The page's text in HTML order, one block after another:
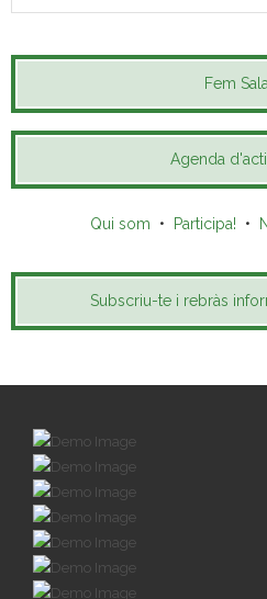
Fem Sala
Agenda
Qui som • Participa! •
Subscriu-te i rebràs